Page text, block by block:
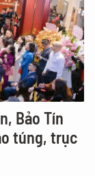
Bảo Tín
túng, trục